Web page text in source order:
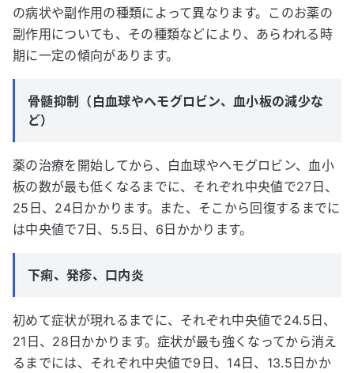
の病状や副作用の種類によって異なります。このお薬の
副作用についても、その種類などにより、あらわれる時
期に一定の傾向があります。
骨髄抑制（白血球やヘモグロビン、血小板の減少な
ど）
薬の治療を開始してから、白血球やヘモグロビン、血小
板の数が最も低くなるまでに、それぞれ中央値で27日、
25日、24日かかります。また、そこから回復するまでに
は中央値で7日、5.5日、6日かかります。
下痢、発疹、口内炎
初めて症状が現れるまでに、それぞれ中央値で24.5日、
21日、28日かかります。症状が最も強くなってから消え
るまでには、それぞれ中央値で9日、14日、13.5日かか